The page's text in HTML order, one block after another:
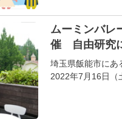
ムーミンバレ
催 自由研究
埼玉県飯能市にあ
2022年7月16日（